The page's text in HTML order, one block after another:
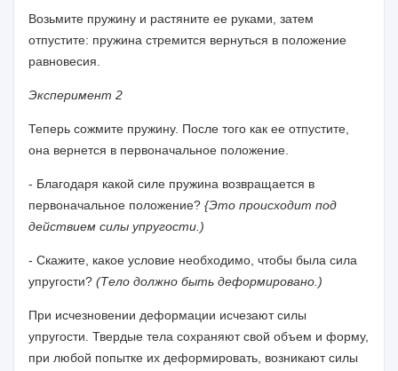
Возьмите пружину и растяните ее руками, затем
отпустите: пружина стре­мится вернуться в положение
равновесия.
Эксперимент 2
Теперь сожмите пружину. После того как ее отпустите,
она вернется в перво­начальное положение.
- Благодаря какой силе пружина возвращается в
первоначальное положение? {Это происходит под
действием силы упругости.)
- Скажите, какое условие необходимо, чтобы была сила
упругости? (Тело дол­жно быть деформировано.)
При исчезновении деформации исчезают силы
упругости. Твердые тела со­храняют свой объем и форму,
при любой попытке их деформировать, возникают силы